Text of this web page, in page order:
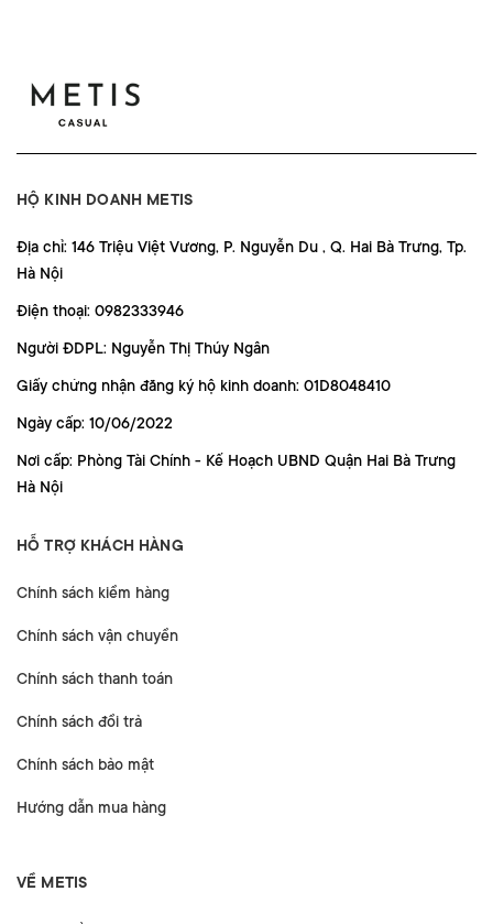
HỘ KINH DOANH METIS
Địa chỉ: 146 Triệu Việt Vương, P. Nguyễn Du , Q. Hai Bà Trưng, Tp.
Hà Nội
Điện thoại: 0982333946
Người ĐDPL: Nguyễn Thị Thúy Ngân
Giấy chứng nhận đăng ký hộ kinh doanh: 01D8048410
Ngày cấp: 10/06/2022
Nơi cấp: Phòng Tài Chính - Kế Hoạch UBND Quận Hai Bà Trưng
Hà Nội
HỖ TRỢ KHÁCH HÀNG
Chính sách kiểm hàng
Chính sách vận chuyển
Chính sách thanh toán
Chính sách đổi trả
Chính sách bảo mật
Hướng dẫn mua hàng
VỀ METIS